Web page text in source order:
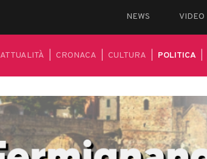
NEWS VIDEO
ATTUALITÀ CRONACA CULTURA POLITICA